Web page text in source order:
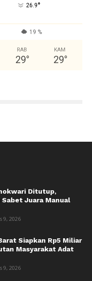
26.9°
19 %
RAB
29°
KAM
29°
Ditutup,
Juara Manual
9, 2026
Siapkan Rp5 Miliar
Masyarakat Adat
9, 2026